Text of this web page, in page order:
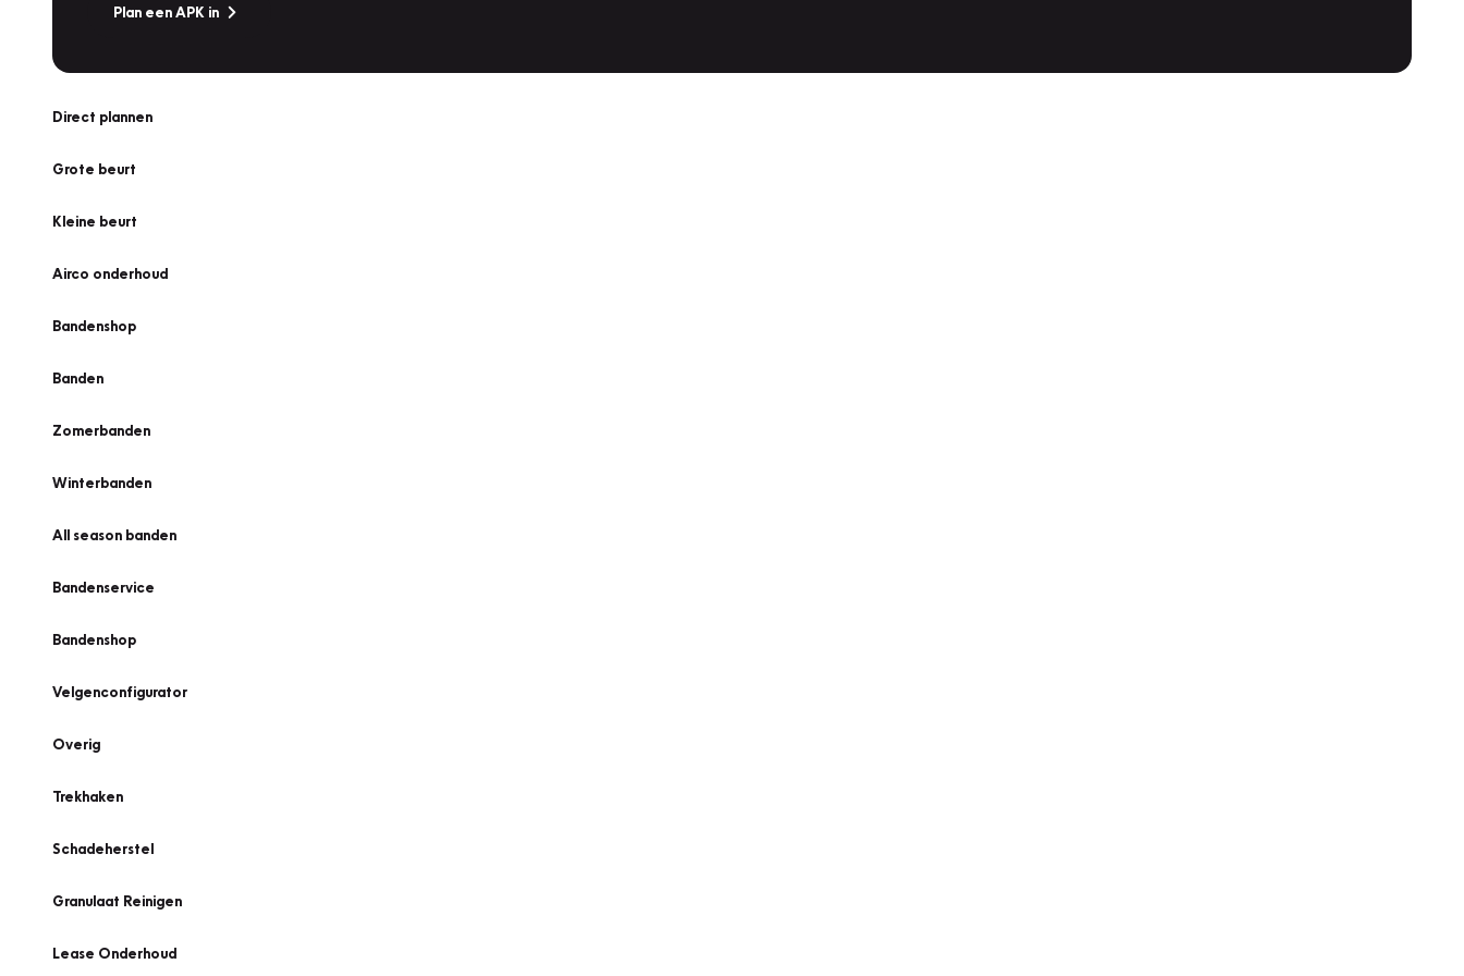
Plan een APK in
Direct plannen
Grote beurt
Kleine beurt
Airco onderhoud
Bandenshop
Banden
Zomerbanden
Winterbanden
All season banden
Bandenservice
Bandenshop
Velgenconfigurator
Overig
Trekhaken
Schadeherstel
Granulaat Reinigen
Lease Onderhoud